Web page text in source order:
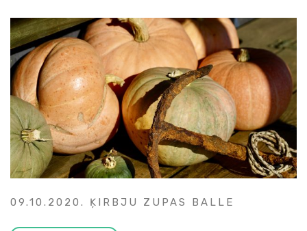
09.10.2020. ĶIRBJU ZUPAS BALLE